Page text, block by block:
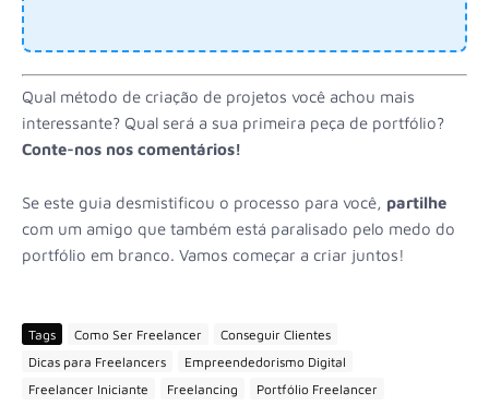
Qual método de criação de projetos você achou mais
interessante? Qual será a sua primeira peça de portfólio?
Conte-nos nos comentários!
Se este guia desmistificou o processo para você, partilhe
com um amigo que também está paralisado pelo medo do
portfólio em branco. Vamos começar a criar juntos!
Tags Como Ser Freelancer
Conseguir Clientes
Dicas para Freelancers
Empreendedorismo Digital
Freelancer Iniciante
Freelancing
Portfólio Freelancer